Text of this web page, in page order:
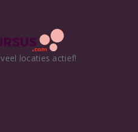
locaties actief!